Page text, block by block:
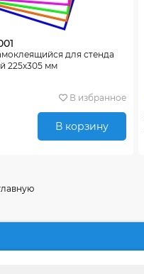
для стенда
225х305 мм
В избранное
В корзину